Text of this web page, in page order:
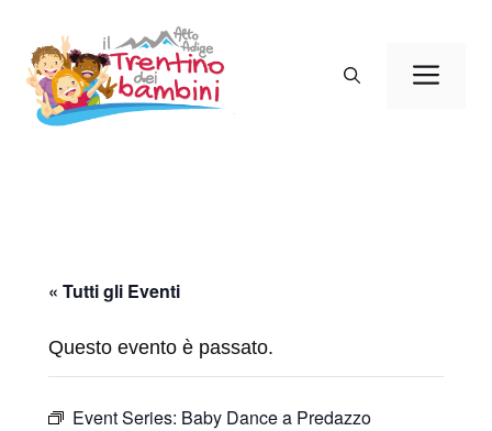
contenuto
« Tutti gli Eventi
Questo evento è passato.
Event Series: Baby Dance a Predazzo